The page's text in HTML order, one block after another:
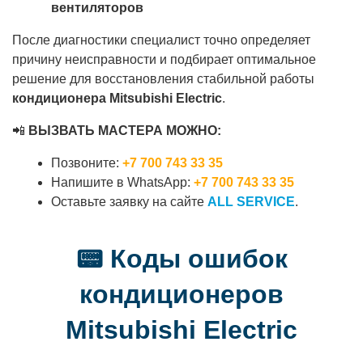
вентиляторов
После диагностики специалист точно определяет
причину неисправности и подбирает оптимальное
решение для восстановления стабильной работы
кондиционера Mitsubishi Electric.
📲 ВЫЗВАТЬ МАСТЕРА МОЖНО:
Позвоните: +7 700 743 33 35
Напишите в WhatsApp: +7 700 743 33 35
Оставьте заявку на сайте ALL SERVICE.
📟 Коды ошибок
кондиционеров
Mitsubishi Electric